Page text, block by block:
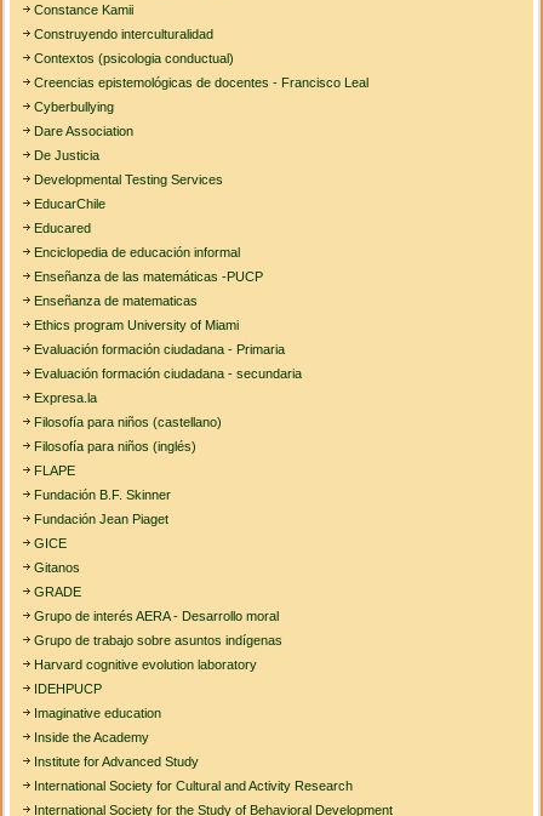
Constance Kamii
Construyendo interculturalidad
Contextos (psicologia conductual)
Creencias epistemológicas de docentes - Francisco Leal
Cyberbullying
Dare Association
De Justicia
Developmental Testing Services
EducarChile
Educared
Enciclopedia de educación informal
Enseñanza de las matemáticas -PUCP
Enseñanza de matematicas
Ethics program University of Miami
Evaluación formación ciudadana - Primaria
Evaluación formación ciudadana - secundaria
Expresa.la
Filosofía para niños (castellano)
Filosofía para niños (inglés)
FLAPE
Fundación B.F. Skinner
Fundación Jean Piaget
GICE
Gitanos
GRADE
Grupo de interés AERA - Desarrollo moral
Grupo de trabajo sobre asuntos indígenas
Harvard cognitive evolution laboratory
IDEHPUCP
Imaginative education
Inside the Academy
Institute for Advanced Study
International Society for Cultural and Activity Research
International Society for the Study of Behavioral Development